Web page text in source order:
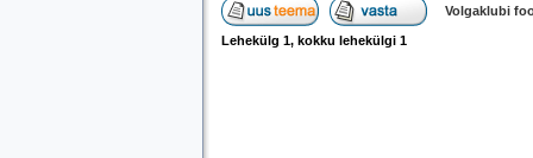
Volgaklubi
Lehekülg 1, kokku lehekülgi 1